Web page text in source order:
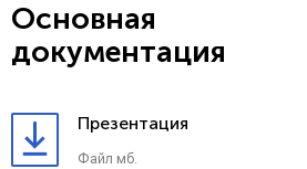
Основная
документация
Презентация
Файл мб.